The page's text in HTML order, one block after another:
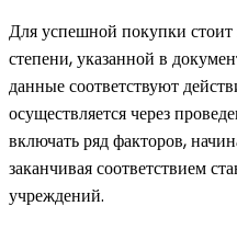
Для успешной покупки
степени, указанной в
данные соответствуют
осуществляется через
включать ряд факторов,
заканчивая соответствием
учреждений.